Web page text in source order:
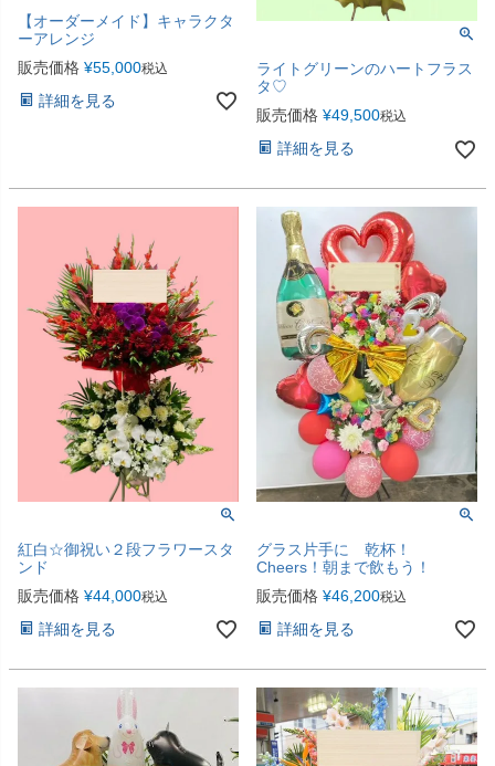
【オーダーメイド】キャラクタ
ーアレンジ
販売価格 ¥55,000税込
詳細を見る
ライトグリーンのハートフラス
タ♡
販売価格 ¥49,500税込
詳細を見る
紅白☆御祝い２段フラワースタ
ンド
販売価格 ¥44,000税込
詳細を見る
グラス片手に 乾杯！
Cheers！朝まで飲もう！
販売価格 ¥46,200税込
詳細を見る